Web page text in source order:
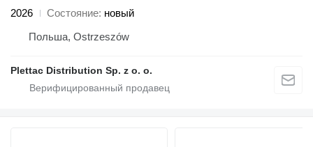
2026
Состояние новый
Польша, Ostrzeszów
Plettac Distribution Sp. z o. o.